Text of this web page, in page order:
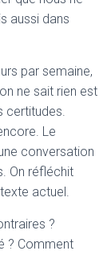
aussi dans
par semaine,
ne sait rien est
certitudes.
Le
conversation
On réfléchit
actuel.
?
? Comment